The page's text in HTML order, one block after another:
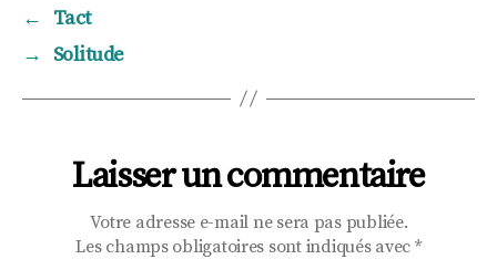
←
Tact
→
Solitude
Laisser un commentaire
Votre adresse e-mail ne sera pas publiée.
Les champs obligatoires sont indiqués avec *